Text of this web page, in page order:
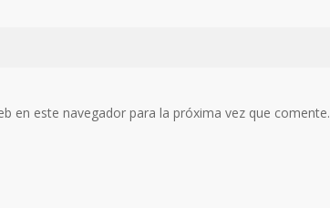
en este navegador para la próxima vez que comente.